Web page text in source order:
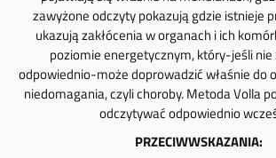
zawyżone odczyty pokazują gdzie istnieje
ukazują zakłócenia w organach i ich
poziomie energetycznym, który-jeśli
odpowiednio-może doprowadzić właśnie do
niedomagania, czyli choroby. Metoda Volla
odczytywać odpowiednio
PRZECIWWSKAZANIA: